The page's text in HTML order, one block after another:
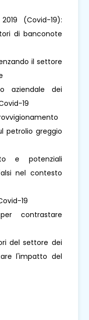
(Covid-19):
di banconote
il settore
aziendale dei
19
petrolio greggio
e potenziali
nel contesto
19
contrastare
del settore dei
l'impatto del